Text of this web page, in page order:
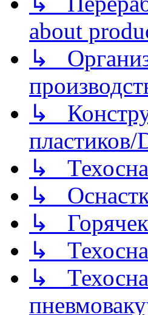
about
↳
↳
↳
↳
↳
↳
↳